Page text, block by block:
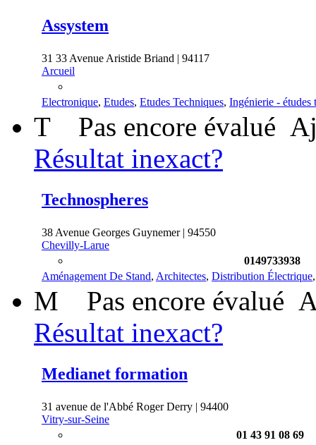
Assystem
31 33 Avenue Aristide Briand | 94117
Arcueil
Electronique, Etudes, Etudes Techniques, Ingénierie - études
T Pas encore évalué
Résultat inexact?
Technospheres
38 Avenue Georges Guynemer | 94550
Chevilly-Larue
0149733938
Aménagement De Stand, Architectes, Distribution Électrique
M Pas encore évalué
Résultat inexact?
Medianet formation
31 avenue de l'Abbé Roger Derry | 94400
Vitry-sur-Seine
01 43 91 08 69